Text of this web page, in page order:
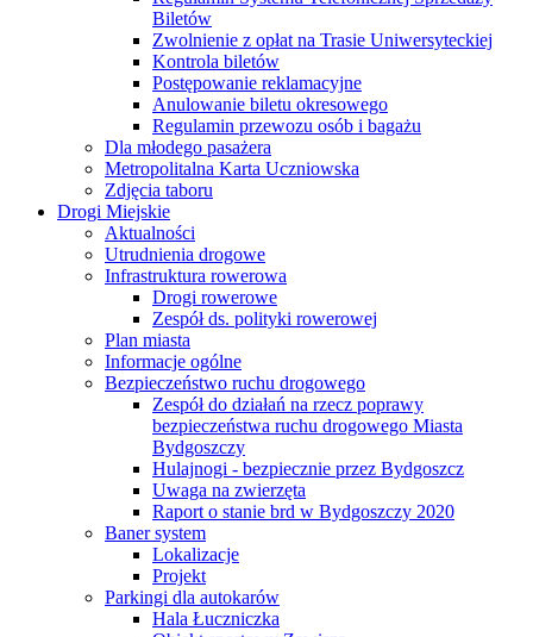
Biletów
Zwolnienie z opłat na Trasie Uniwersyteckiej
Kontrola biletów
Postępowanie reklamacyjne
Anulowanie biletu okresowego
Regulamin przewozu osób i bagażu
Dla młodego pasażera
Metropolitalna Karta Uczniowska
Zdjęcia taboru
Drogi Miejskie
Aktualności
Utrudnienia drogowe
Infrastruktura rowerowa
Drogi rowerowe
Zespół ds. polityki rowerowej
Plan miasta
Informacje ogólne
Bezpieczeństwo ruchu drogowego
Zespół do działań na rzecz poprawy
bezpieczeństwa ruchu drogowego Miasta
Bydgoszczy
Hulajnogi - bezpiecznie przez Bydgoszcz
Uwaga na zwierzęta
Raport o stanie brd w Bydgoszczy 2020
Baner system
Lokalizacje
Projekt
Parkingi dla autokarów
Hala Łuczniczka